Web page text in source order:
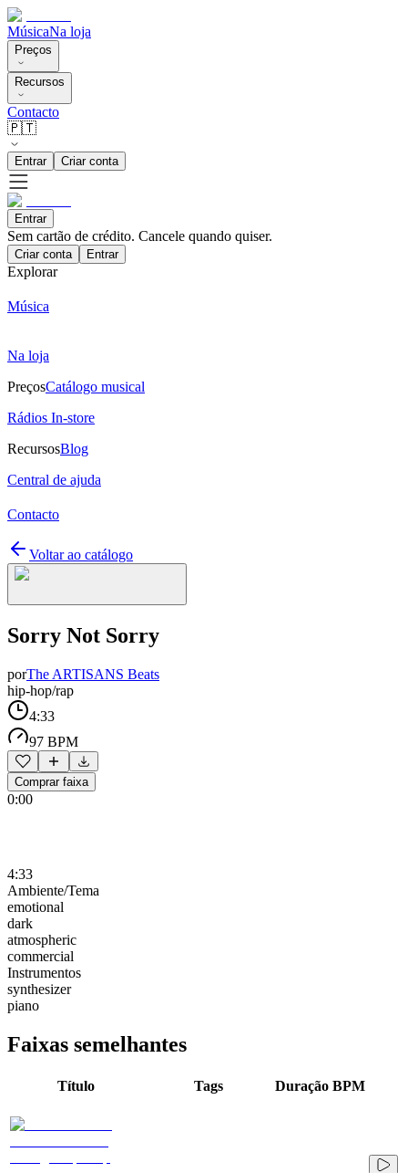
MúsicaNa loja
Preços
Recursos
Contacto
🇵🇹
Entrar Criar conta
Entrar
Sem cartão de crédito. Cancele quando quiser.
Criar conta Entrar
Explorar
Música
Na loja
PreçosCatálogo musical
Rádios In-store
RecursosBlog
Central de ajuda
Contacto
Voltar ao catálogo
Sorry Not Sorry
porThe ARTISANS Beats
hip-hop/rap
4:33
97 BPM
Comprar faixa
0:00
4:33
Ambiente/Tema
emotional
dark
atmospheric
commercial
Instrumentos
synthesizer
piano
Faixas semelhantes
Título Tags Duração BPM